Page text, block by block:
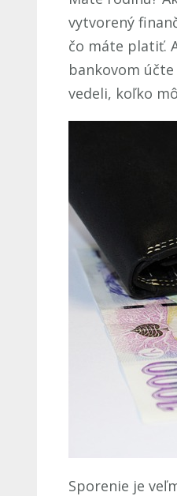
vytvorený
čo máte platiť.
bankovom
vedeli, koľko
Sporenie je